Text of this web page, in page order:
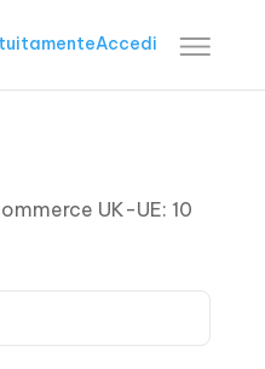
Accedi
UK-UE: 10